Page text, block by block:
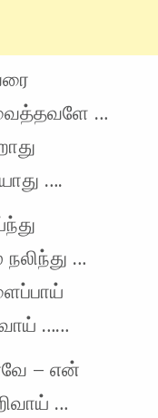
…
….
நலிந்து …
……
– என்
…